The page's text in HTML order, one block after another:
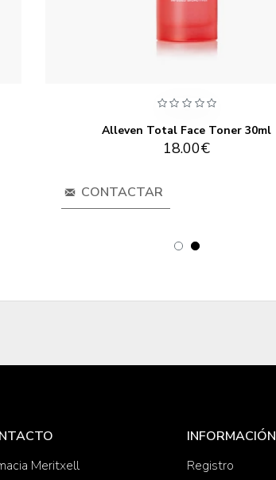
Alleven Total Face Toner 30ml
18.00€
CONTACTAR
Meritxell
INFORMACIÓN
Registro